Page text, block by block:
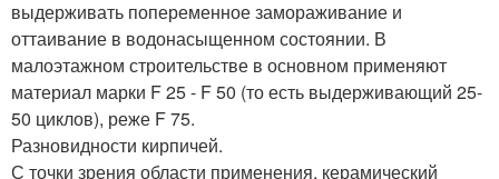
выдерживать попеременное замораживание и
оттаивание в водонасыщенном состоянии. В
малоэтажном строительстве в основном применяют
материал марки F 25 - F 50 (то есть выдерживающий 25-
50 циклов), реже F 75.
Разновидности кирпичей.
С точки зрения области применения, керамический